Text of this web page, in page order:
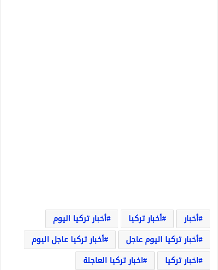
أخبار أخبار تركيا
أخبار تركيا اليوم
أخبار تركيا اليوم عاجل
أخبار تركيا عاجل اليوم
اخبار تركيا
اخبار تركيا العاجلة